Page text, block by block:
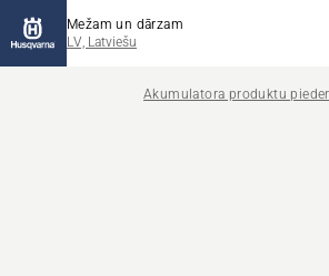
Mežam un dārzam
LV, Latviešu
Akumulatora produktu